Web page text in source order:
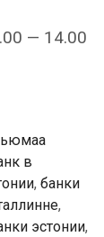
— 14.00
в
, банки
,
эстонии,